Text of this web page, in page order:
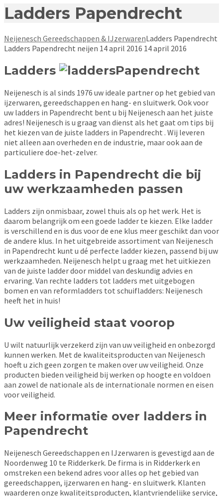
Ladders Papendrecht
Neijenesch Gereedschappen & IJzerwarenLadders Papendrecht
Ladders Papendrecht neijen 14 april 2016 14 april 2016
Ladders Papendrecht
Neijenesch is al sinds 1976 uw ideale partner op het gebied van
ijzerwaren, gereedschappen en hang- en sluitwerk. Ook voor
uw ladders in Papendrecht bent u bij Neijenesch aan het juiste
adres! Neijenesch is u graag van dienst als het gaat om tips bij
het kiezen van de juiste ladders in Papendrecht . Wij leveren
niet alleen aan overheden en de industrie, maar ook aan de
particuliere doe-het-zelver.
Ladders in Papendrecht die bij
uw werkzaamheden passen
Ladders zijn onmisbaar, zowel thuis als op het werk. Het is
daarom belangrijk om een goede ladder te kiezen. Elke ladder
is verschillend en is dus voor de ene klus meer geschikt dan voor
de andere klus. In het uitgebreide assortiment van Neijenesch
in Papendrecht kunt u dé perfecte ladder kiezen, passend bij uw
werkzaamheden. Neijenesch helpt u graag met het uitkiezen
van de juiste ladder door middel van deskundig advies en
ervaring. Van rechte ladders tot ladders met uitgebogen
bomen en van reformladders tot schuifladders: Neijenesch
heeft het in huis!
Uw veiligheid staat voorop
U wilt natuurlijk verzekerd zijn van uw veiligheid en onbezorgd
kunnen werken. Met de kwaliteitsproducten van Neijenesch
hoeft u zich geen zorgen te maken over uw veiligheid. Onze
producten bieden veiligheid bij werken op hoogte en voldoen
aan zowel de nationale als de internationale normen en eisen
voor veiligheid.
Meer informatie over ladders in
Papendrecht
Neijenesch Gereedschappen en IJzerwaren is gevestigd aan de
Noordenweg 10 te Ridderkerk. De firma is in Ridderkerk en
omstreken een bekend adres voor alles op het gebied van
gereedschappen, ijzerwaren en hang- en sluitwerk. Klanten
waarderen onze kwaliteitsproducten, klantvriendelijke service,